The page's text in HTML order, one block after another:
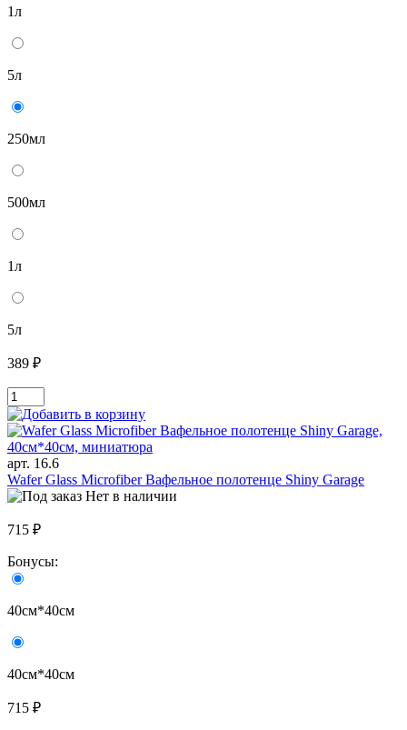
1л
5л
250мл
500мл
1л
5л
389 ₽
арт. 16.6
Wafer Glass Microfiber Вафельное полотенце Shiny Garage
Нет в наличии
715 ₽
Бонусы:
40см*40см
40см*40см
715 ₽